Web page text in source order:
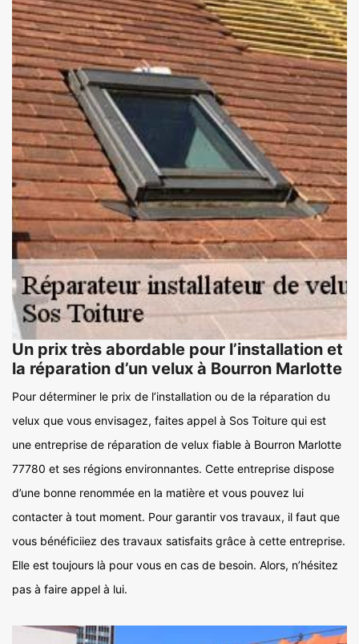
Un prix très abordable pour l’installation et
la réparation d’un velux à Bourron Marlotte
Pour déterminer le prix de l’installation ou de la réparation du
velux que vous envisagez, faites appel à Sos Toiture qui est
une entreprise de réparation de velux fiable à Bourron Marlotte
77780 et ses régions environnantes. Cette entreprise dispose
d’une bonne renommée en la matière et vous pouvez lui
contacter à tout moment. Pour garantir vos travaux, il faut que
vous bénéficiiez des travaux satisfaits grâce à cette entreprise.
Elle est toujours là pour vous en cas de besoin. Alors, n’hésitez
pas à faire appel à lui.